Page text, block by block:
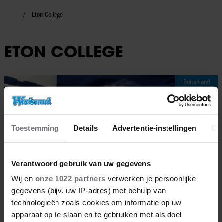
Toestemming Details Advertentie-instellingen
Verantwoord gebruik van uw gegevens
Wij en onze 1022 partners verwerken je persoonlijke
gegevens (bijv. uw IP-adres) met behulp van
technologieën zoals cookies om informatie op uw
apparaat op te slaan en te gebruiken met als doel
Eton College
ETON COLLEGE
Buitenland